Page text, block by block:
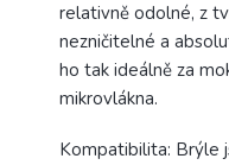
relativně odolné, z
nezničitelné a
ho tak ideálně za
mikrovlákna.
Kompatibilita: Brýle